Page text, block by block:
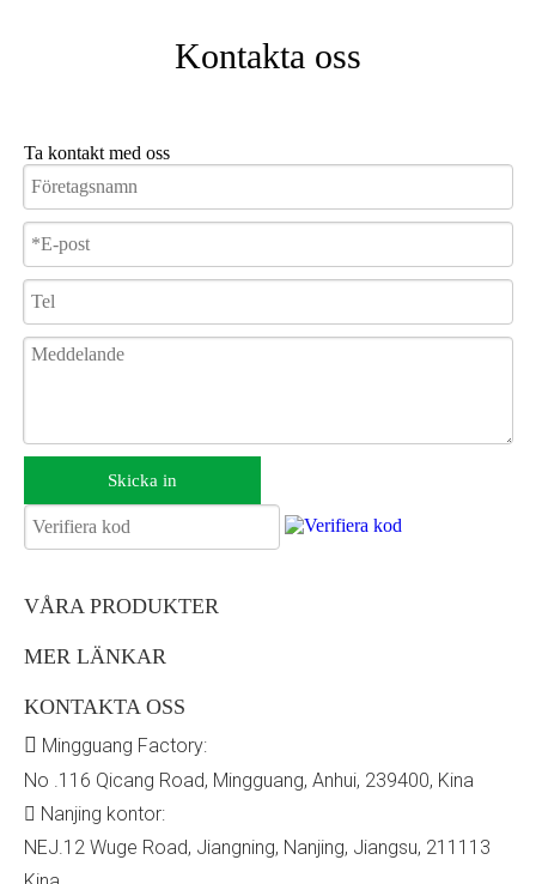
Kontakta oss
Ta kontakt med oss
Skicka in
VÅRA PRODUKTER
MER LÄNKAR
KONTAKTA OSS
 Mingguang Factory:
No .116 Qicang Road, Mingguang, Anhui, 239400, Kina
 Nanjing kontor:
NEJ.12 Wuge Road, Jiangning, Nanjing, Jiangsu, 211113